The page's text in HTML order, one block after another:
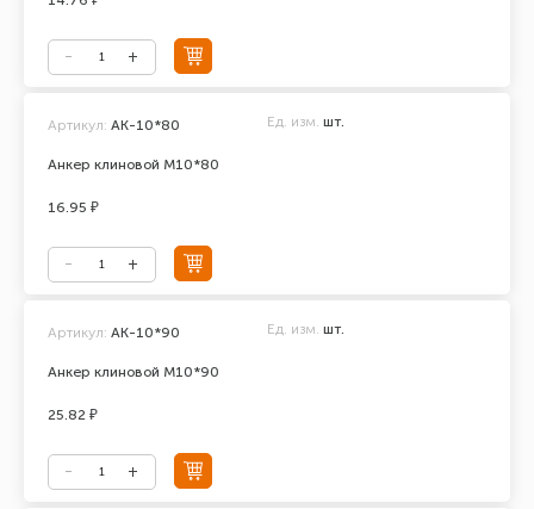
Анкер клиновой М10*80
Артикул: АК-10*80 Ед. изм. шт.
16.95 ₽
Анкер клиновой М10*90
Артикул: АК-10*90 Ед. изм. шт.
25.82 ₽